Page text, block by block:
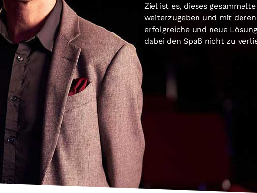
Ziel ist es, dieses
weiterzugeben und mit
erfolgreiche und neue
dabei den Spaß nicht zu